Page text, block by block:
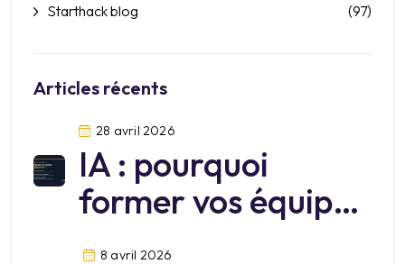
Starthack blog (97)
Articles récents
28 avril 2026
IA : pourquoi
former vos équipes
sur Mistral?
8 avril 2026